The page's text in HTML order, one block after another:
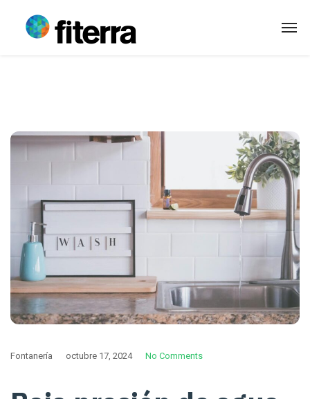
Fontanería octubre 17, 2024 No Comments